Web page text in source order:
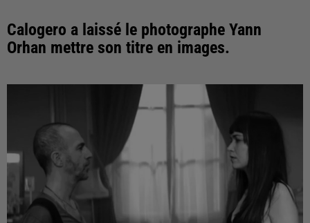
Calogero a laissé le photographe Yann
Orhan mettre son titre en images.